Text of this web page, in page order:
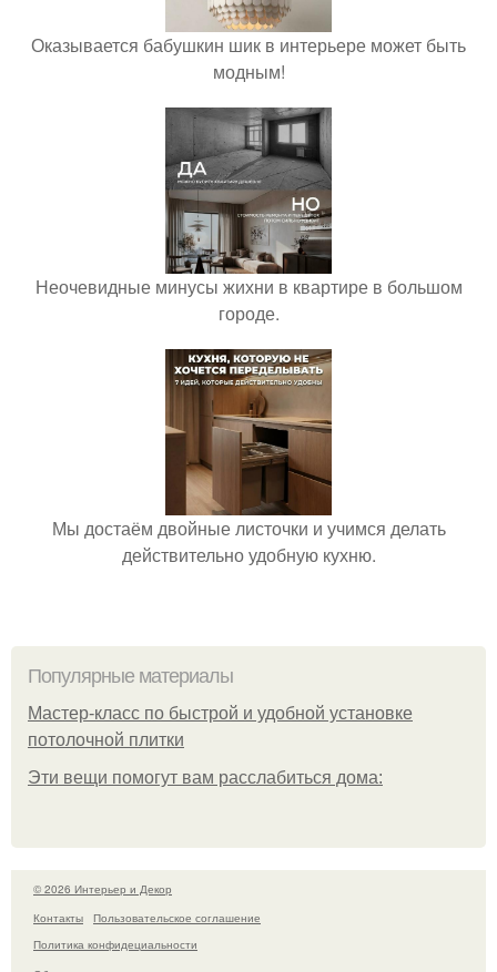
Оказывается бабушкин шик в интерьере может быть
модным!
Неочевидные минусы жихни в квартире в большом
городе.
Мы достаём двойные листочки и учимся делать
действительно удобную кухню.
Популярные материалы
Мастер-класс по быстрой и удобной установке
потолочной плитки
Эти вещи помогут вам расслабиться дома:
© 2026 Интерьер и Декор
Контакты
Пользовательское соглашение
Политика конфидециальности